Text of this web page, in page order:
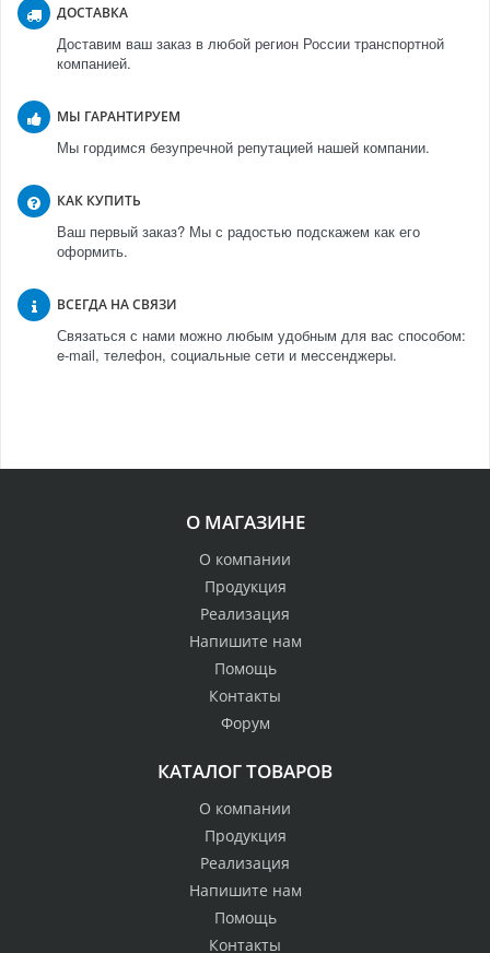
ДОСТАВКА
Доставим ваш заказ в любой регион России транспортной
компанией.
МЫ ГАРАНТИРУЕМ
Мы гордимся безупречной репутацией нашей компании.
КАК КУПИТЬ
Ваш первый заказ? Мы с радостью подскажем как его
оформить.
ВСЕГДА НА СВЯЗИ
Связаться с нами можно любым удобным для вас способом:
e-mail, телефон, социальные сети и мессенджеры.
О МАГАЗИНЕ
О компании
Продукция
Реализация
Напишите нам
Помощь
Контакты
Форум
КАТАЛОГ ТОВАРОВ
О компании
Продукция
Реализация
Напишите нам
Помощь
Контакты